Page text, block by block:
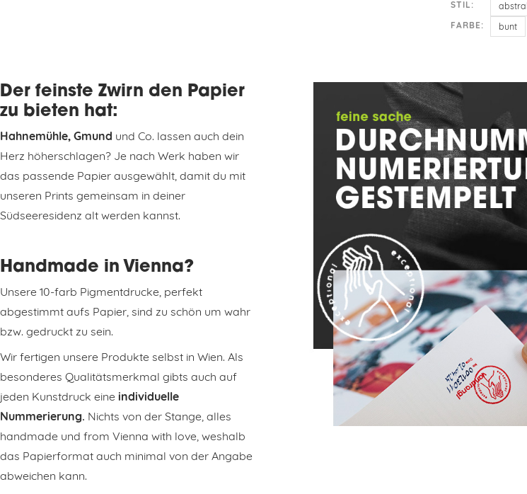
STIL:
FARBE: bunt
Der feinste Zwirn den Papier
zu bieten hat:
Hahnemühle, Gmund und Co. lassen auch dein
Herz höherschlagen? Je nach Werk haben wir
das passende Papier ausgewählt, damit du mit
unseren Prints gemeinsam in deiner
Südseeresidenz alt werden kannst.
Handmade in Vienna?
Unsere 10-farb Pigmentdrucke, perfekt
abgestimmt aufs Papier, sind zu schön um wahr
bzw. gedruckt zu sein.
Wir fertigen unsere Produkte selbst in Wien. Als
besonderes Qualitätsmerkmal gibts auch auf
jeden Kunstdruck eine individuelle
Nummerierung. Nichts von der Stange, alles
handmade und from Vienna with love, weshalb
das Papierformat auch minimal von der Angabe
abweichen kann.